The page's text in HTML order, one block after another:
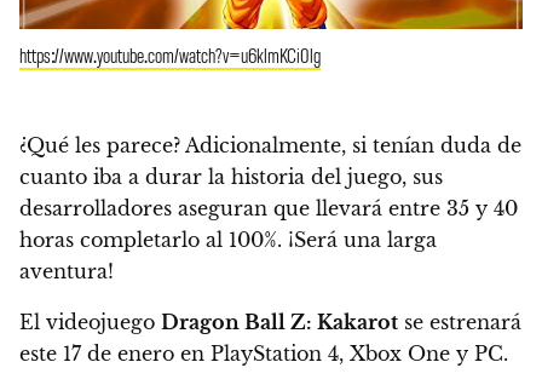
https://www.youtube.com/watch?v=u6klmKCi0lg
¿Qué les parece? Adicionalmente, si tenían duda de
cuanto iba a durar la historia del juego, sus
desarrolladores aseguran que llevará entre 35 y 40
horas completarlo al 100%. ¡Será una larga
aventura!
El videojuego Dragon Ball Z: Kakarot se estrenará
este 17 de enero en PlayStation 4, Xbox One y PC.